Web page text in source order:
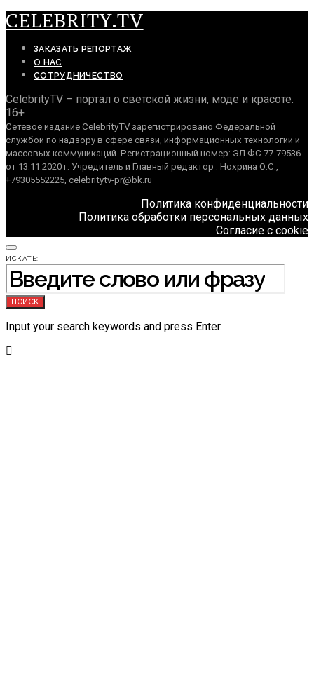
CELEBRITY.TV
ЗАКАЗАТЬ РЕПОРТАЖ
О НАС
СОТРУДНИЧЕСТВО
CelebrityTV – портал о светской жизни, моде и красоте.
16+
Сетевое издание CelebrityTV зарегистрировано Федеральной
службой по надзору в сфере связи, информационных технологий и
массовых коммуникаций. Регистрационный номер: ЭЛ ФС 77-79536
от 13.11.2020 г. Учредитель и Главный редактор : Нохрина О.С.,
+79305552225, celebritytv-pr@bk.ru
Политика конфиденциальности
Политика обработки персональных данных
Согласие с cookie
ИСКАТЬ:
ПОИСК
Input your search keywords and press Enter.